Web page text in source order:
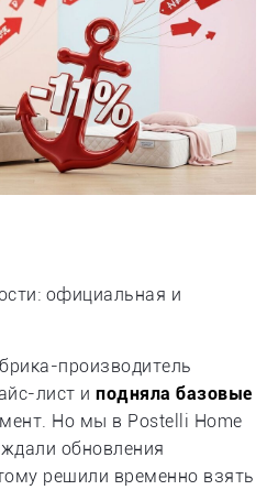
официальная и
производитель
лист и подняла базовые
Но мы в Postelli Home
обновления
решили временно взять